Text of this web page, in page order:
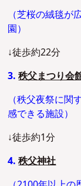
（芝桜の絨毯
園）
↓徒歩約22分
3.秩父まつり会
（秩父夜祭に
感できる施設）
↓徒歩約1分
4.秩父神社